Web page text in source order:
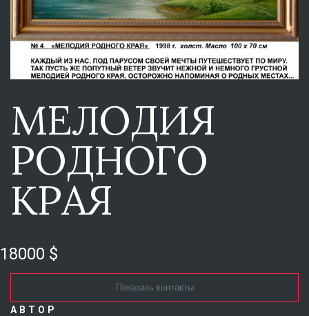
МЕЛОДИЯ
РОДНОГО
КРАЯ
18000 $
Показать контакты
АВТОР